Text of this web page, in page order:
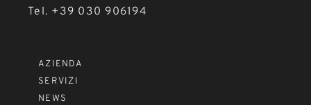
Tel. +39 030 906194
AZIENDA
SERVIZI
NEWS